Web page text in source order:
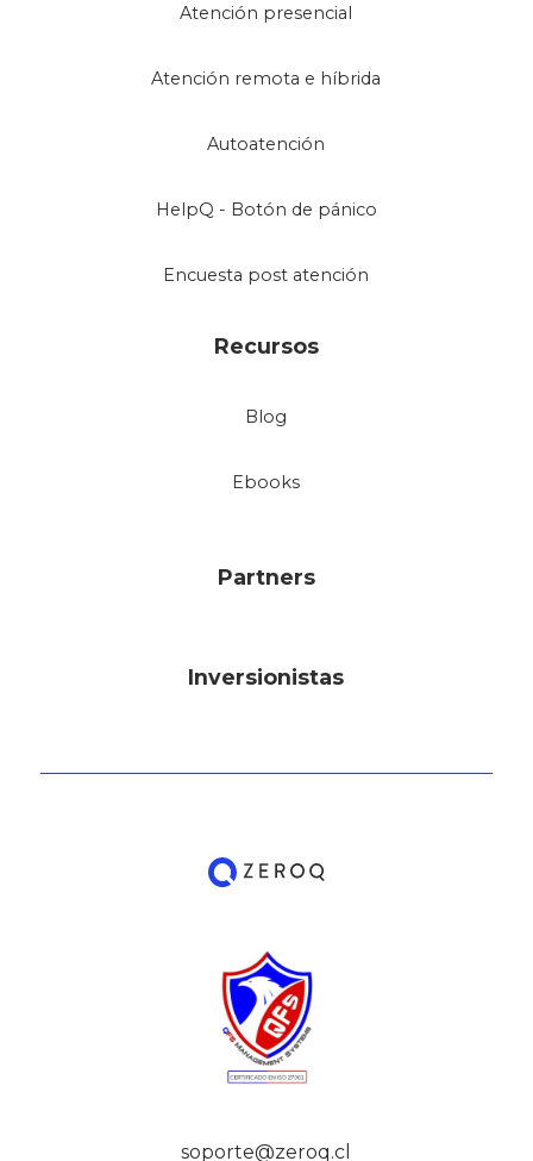
Atención presencial
Atención remota e híbrida
Autoatención
HelpQ - Botón de pánico
Encuesta post atención
Recursos
Blog
Ebooks
Partners
Inversionistas
soporte@zeroq.cl